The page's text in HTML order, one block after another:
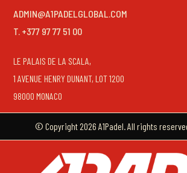
ADMIN@A1PADELGLOBAL.COM
T. +377 97 77 51 00
LE PALAIS DE LA SCALA,
1 AVENUE HENRY DUNANT, LOT 1200
98000 MONACO
© Copyright 2026 A1Padel. All rights